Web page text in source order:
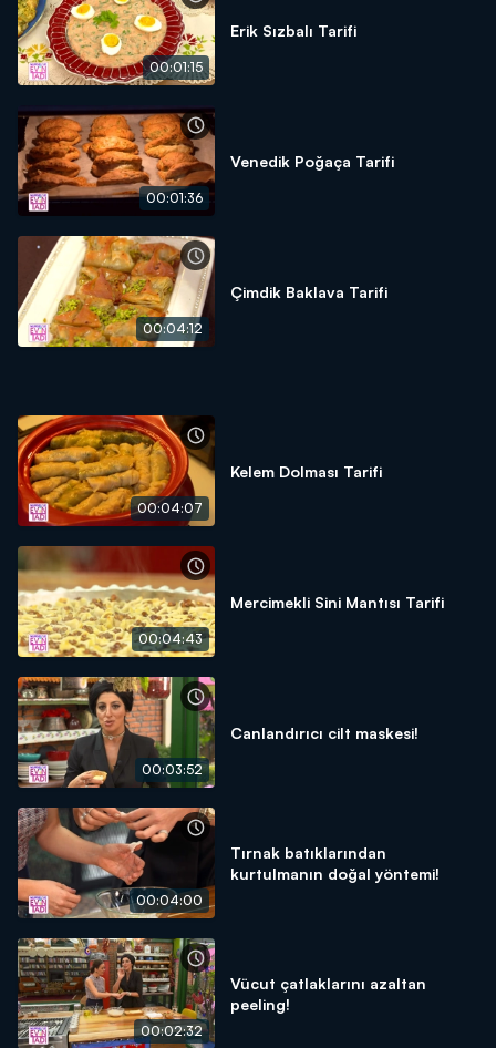
00:01:15
Erik Sızbalı Tarifi
00:01:36
Venedik Poğaça Tarifi
00:04:12
Çimdik Baklava Tarifi
00:04:07
Kelem Dolması Tarifi
00:04:43
Mercimekli Sini Mantısı Tarifi
00:03:52
Canlandırıcı cilt maskesi!
00:04:00
Tırnak batıklarından
kurtulmanın doğal yöntemi!
00:02:32
Vücut çatlaklarını azaltan
peeling!